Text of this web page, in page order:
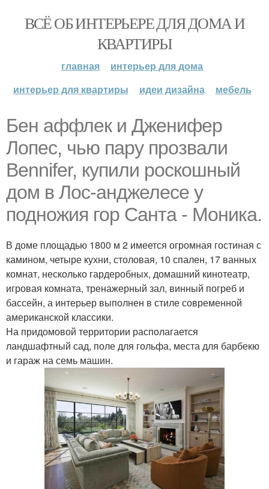
ВСЁ ОБ ИНТЕРЬЕРЕ ДЛЯ ДОМА И
КВАРТИРЫ
главная
интерьер для дома
интерьер для квартиры
идеи дизайна мебель
Бен аффлек и Дженифер
Лопес, чью пару прозвали
Bennifer, купили роскошный
дом в Лос-анджелесе у
подножия гор Санта - Моника.
В доме площадью 1800 м 2 имеется огромная гостиная с
камином, четыре кухни, столовая, 10 спален, 17 ванных
комнат, несколько гардеробных, домашний кинотеатр,
игровая комната, тренажерный зал, винный погреб и
бассейн, а интерьер выполнен в стиле современной
американской классики.
На придомовой территории располагается
ландшафтный сад, поле для гольфа, места для барбекю
и гараж на семь машин.